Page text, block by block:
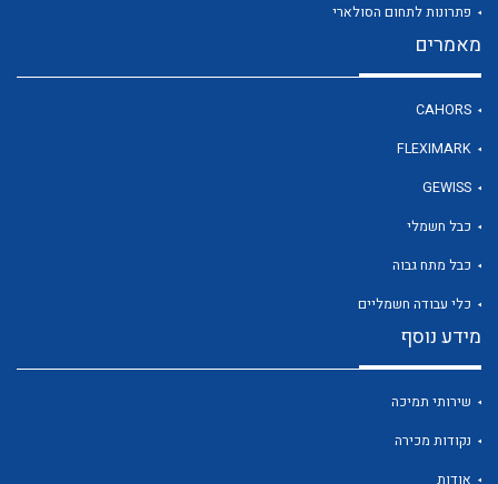
לכל מוצרי היצרן
פתרונות לתחום הסולארי
מאמרים
CAHORS
FLEXIMARK
GEWISS
כבל חשמלי
כבל מתח גבוה
כלי עבודה חשמליים
מידע נוסף
שירותי תמיכה
נקודות מכירה
אודות